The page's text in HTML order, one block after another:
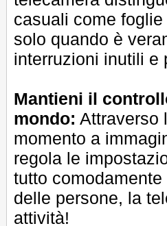
casuali come
solo quando è
interruzioni inutili e
Mantieni il
mondo: Attraverso
momento a
regola le
tutto
delle persone, la
attività!